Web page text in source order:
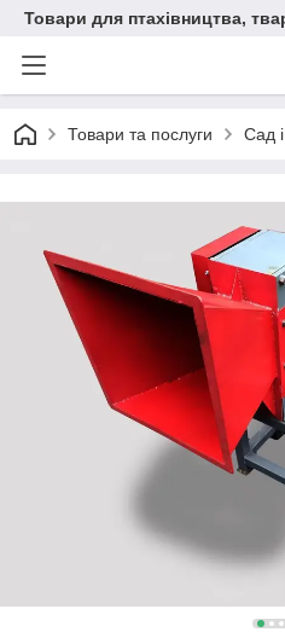
Товари для птахівництва,
Товари та послуги Сад